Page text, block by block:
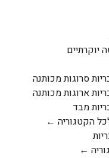
יוקרתיים
סרוגות מכותנה
ארוגות מכותנה
מבד
הקטגוריה ←
←